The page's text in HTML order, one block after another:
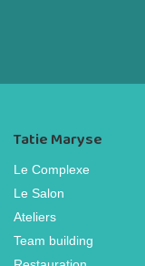
Tatie Maryse
Le Complexe
Le Salon
Ateliers
Team building